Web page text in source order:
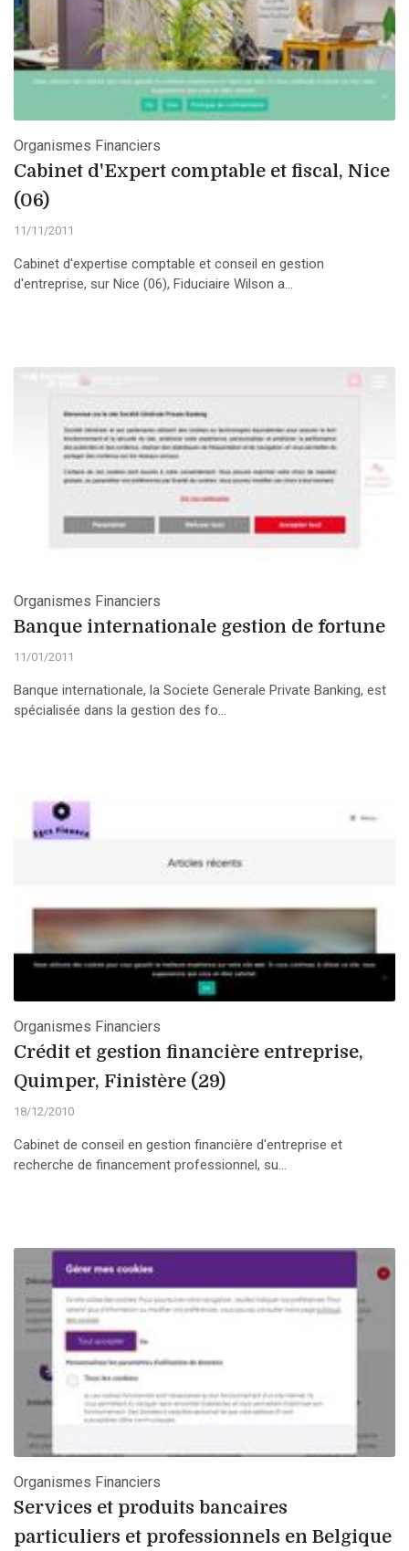
Organismes Financiers
Cabinet d'Expert comptable et fiscal, Nice
(06)
11/11/2011
Cabinet d'expertise comptable et conseil en gestion
d'entreprise, sur Nice (06), Fiduciaire Wilson a...
Organismes Financiers
Banque internationale gestion de fortune
11/01/2011
Banque internationale, la Societe Generale Private Banking, est
spécialisée dans la gestion des fo...
Organismes Financiers
Crédit et gestion financière entreprise,
Quimper, Finistère (29)
18/12/2010
Cabinet de conseil en gestion financière d'entreprise et
recherche de financement professionnel, su...
Organismes Financiers
Services et produits bancaires
particuliers et professionnels en Belgique